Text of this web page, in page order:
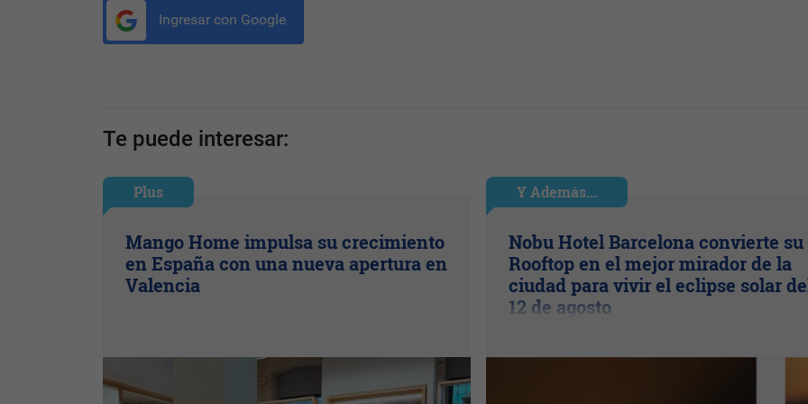
Ingresar con Google
Te puede interesar:
Plus
Mango Home impulsa su crecimiento
en España con una nueva apertura en
Valencia
Y Además...
Nobu Hotel Barcelona convierte su
Rooftop en el mejor mirador de la
ciudad para vivir el eclipse solar
12 de agosto